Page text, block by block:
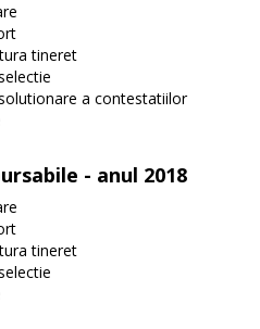
tineret
a contestatiilor
- anul 2018
tineret